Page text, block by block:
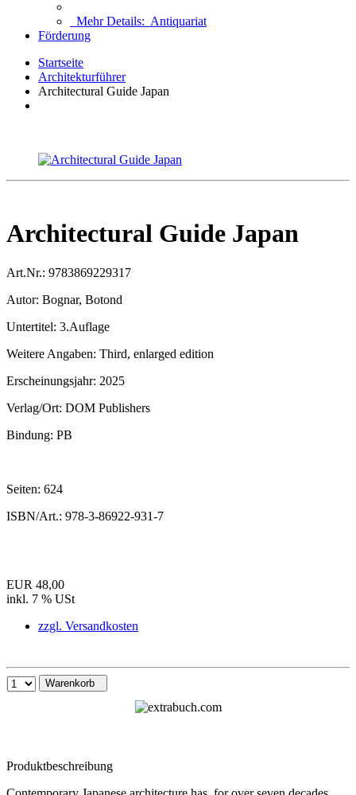
Mehr Details: Antiquariat
Förderung
Startseite
Architekturführer
Architectural Guide Japan
Architectural Guide Japan
Art.Nr.: 9783869229317
Autor: Bognar, Botond
Untertitel: 3.Auflage
Weitere Angaben: Third, enlarged edition
Erscheinungsjahr: 2025
Verlag/Ort: DOM Publishers
Bindung: PB
Seiten: 624
ISBN/Art.: 978-3-86922-931-7
EUR 48,00
inkl. 7 % USt
zzgl. Versandkosten
Warenkorb
Produktbeschreibung